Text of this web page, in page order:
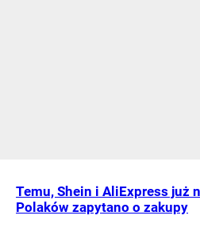
Temu, Shein i AliExpress już
Polaków zapytano o zakupy